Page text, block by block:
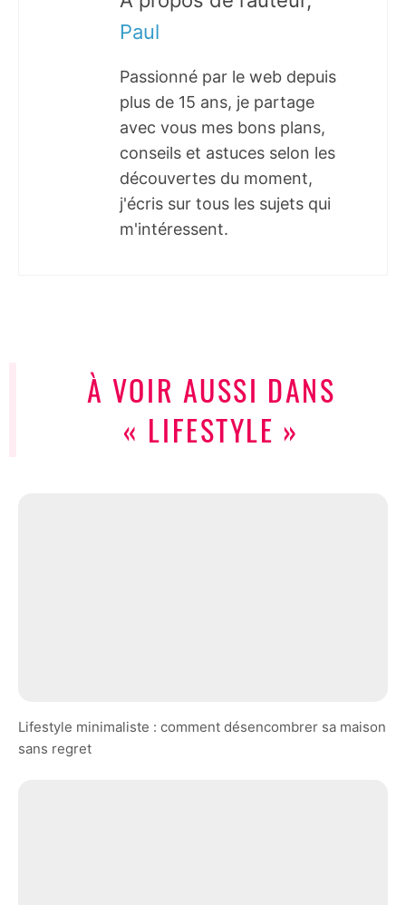
Paul
Passionné par le web depuis
plus de 15 ans, je partage
avec vous mes bons plans,
conseils et astuces selon les
découvertes du moment,
j'écris sur tous les sujets qui
m'intéressent.
À VOIR AUSSI DANS
« LIFESTYLE »
Lifestyle minimaliste : comment désencombrer sa maison
sans regret